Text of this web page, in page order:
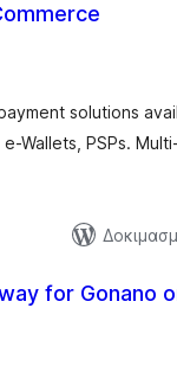
solutions
Wallets, PSPs.
for Gonano